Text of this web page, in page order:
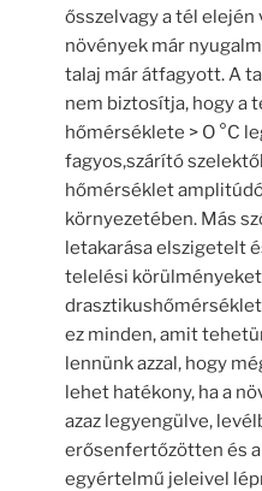
ősszelvagy a tél elején
növények már
talaj már átfagyott. A
nem biztosítja, hogy a
hőmérséklete > O °C
fagyos,szárító
hőmérséklet
környezetében. Más
letakarása elszigetelt
telelési
ez minden, amit
lennünk azzal, hogy
lehet hatékony, ha a
azaz legyengülve,
erősenfertőzötten és
egyértelmű jeleivel